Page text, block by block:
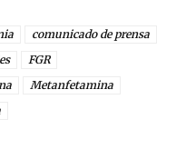
comunicado de prensa
FGR
Metanfetamina